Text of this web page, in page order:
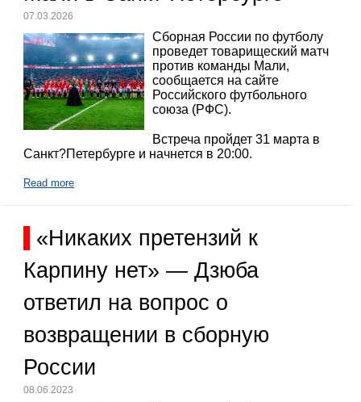
07.03.2026
Сборная России по футболу
проведет товарищеский матч
против команды Мали,
сообщается на сайте
Российского футбольного
союза (РФС).
Встреча пройдет 31 марта в
Санкт?Петербурге и начнется в 20:00.
Read more
«Никаких претензий к
Карпину нет» — Дзюба
ответил на вопрос о
возвращении в сборную
России
08.06.2023